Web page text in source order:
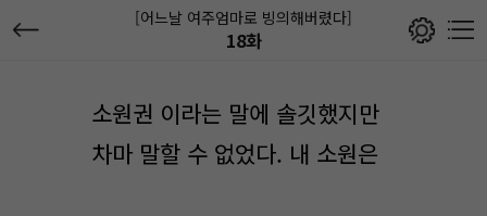
[어느날 여주엄마로 빙의해버렸다]
18화
소원권 이라는 말에 솔깃했지만
차마 말할 수 없었다. 내 소원은